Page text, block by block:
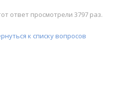
ответ просмотрели 3797 раз.
к списку вопросов